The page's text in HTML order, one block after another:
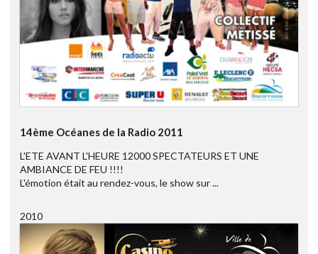
14ème Océanes de la Radio 2011
L'ETE AVANT L'HEURE 12000 SPECTATEURS ET UNE
AMBIANCE DE FEU !!!!
L'émotion était au rendez-vous, le show sur ...
2010